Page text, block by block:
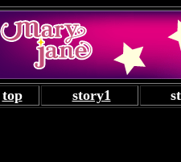
top story1